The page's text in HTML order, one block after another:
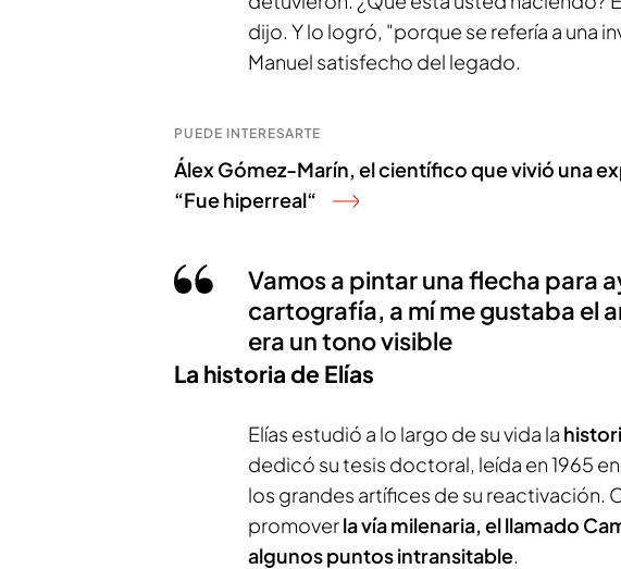
dijo. Y lo logró, "porque se refería a una
Manuel satisfecho del legado.
PUEDE INTERESARTE
Álex Gómez-Marín, el científico que vivió una
“Fue hiperreal“
Vamos a pintar una flecha para
cartografía, a mí me gustaba el
era un tono visible
La historia de Elías
Elías estudió a lo largo de su vida la
dedicó su tesis doctoral, leída en 1965
los grandes artífices de su reactivación.
promoverla vía milenaria, el llamado
algunos puntos intransitable.